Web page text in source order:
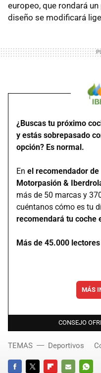
europeo, que rondará
diseño se modificará
¿Buscas tu próximo
y estás sobrepasado
opción? Es normal.
En el recomendador de
Motorpasión &
más de 50 marcas y
cuéntanos cómo es tu
recomendará tu coche
Más de 45.000
MÁS
CONSEJO
TEMAS Deportivos